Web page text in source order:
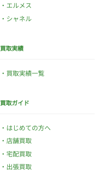
エルメス
シャネル
買取実績
買取実績一覧
買取ガイド
はじめての方へ
店舗買取
宅配買取
出張買取